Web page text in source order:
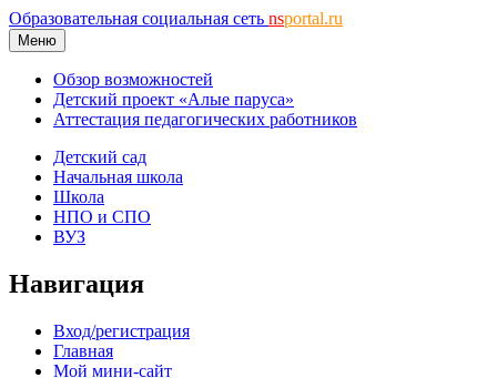
Образовательная социальная сеть nsportal.ru
Меню
Обзор возможностей
Детский проект «Алые паруса»
Аттестация педагогических работников
Детский сад
Начальная школа
Школа
НПО и СПО
ВУЗ
Навигация
Вход/регистрация
Главная
Мой мини-сайт